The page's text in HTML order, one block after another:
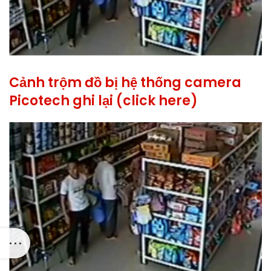
Cảnh trộm đồ bị hệ thống camera
Picotech ghi lại (click here)